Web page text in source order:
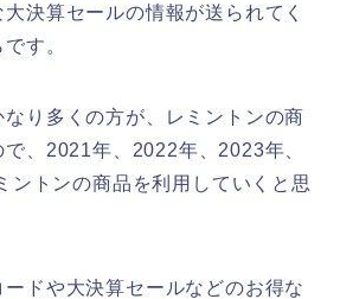
決算セールの情報が送られてく
す。
り多くの方が、レミントンの商
、2021年、2022年、2023年、
ントンの商品を利用していくと思
ドや大決算セールなどのお得な